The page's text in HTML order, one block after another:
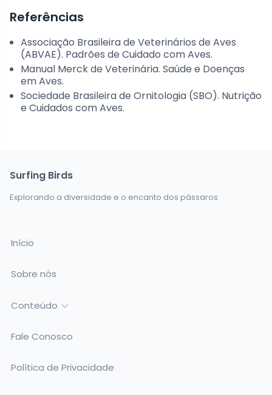
Referências
Associação Brasileira de Veterinários de Aves
(ABVAE). Padrões de Cuidado com Aves.
Manual Merck de Veterinária. Saúde e Doenças
em Aves.
Sociedade Brasileira de Ornitologia (SBO). Nutrição
e Cuidados com Aves.
Surfing Birds
Explorando a diversidade e o encanto dos pássaros.
Início
Sobre nós
Conteúdo
Fale Conosco
Política de Privacidade